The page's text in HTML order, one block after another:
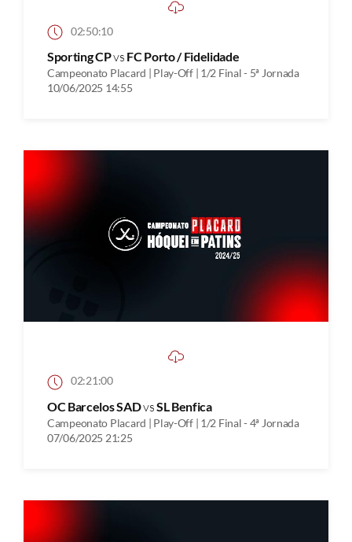
02:50:10
Sporting CPvs FC Porto / Fidelidade
Campeonato Placard | Play-Off | 1/2 Final - 5ª Jornada
10/06/2025 14:55
02:21:00
OC Barcelos SADvsSL Benfica
Campeonato Placard | Play-Off | 1/2 Final - 4ª Jornada
07/06/2025 21:25